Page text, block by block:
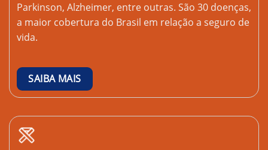
Parkinson, Alzheimer, entre outras. São 30 doenças,
a maior cobertura do Brasil em relação a seguro de
vida.
SAIBA MAIS